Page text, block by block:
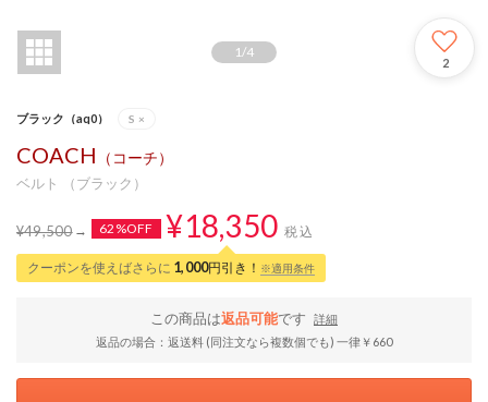
1 /4
2
ブラック（aq0） S ×
COACH （コーチ）
ベルト （ブラック）
¥49,500 62%OFF ¥18,350 税込
クーポンを使えばさらに 1,000円引き！ ※適用条件
この商品は返品可能です
詳細
返品の場合：返送料 (同注文なら複数個でも) 一律￥660